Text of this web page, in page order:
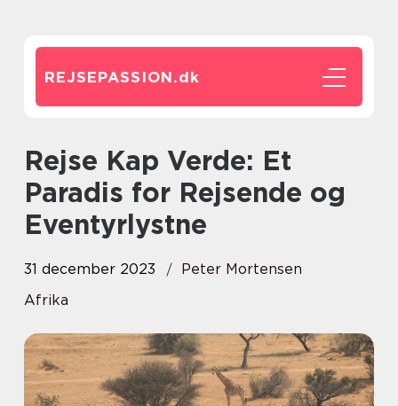
REJSEPASSION.dk
Rejse Kap Verde: Et
Paradis for Rejsende og
Eventyrlystne
31 december 2023
Peter Mortensen
Afrika